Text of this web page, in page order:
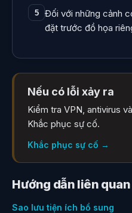
5
Đối với những cảnh
đặt trước đồ họa
Nếu có lỗi xảy ra
Kiểm tra VPN, antivirus
Khắc phục sự cố.
Khắc phục sự cố →
Hướng dẫn liên quan
Sao lưu tiện ích bổ sung